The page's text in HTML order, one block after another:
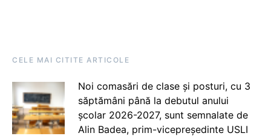
CELE MAI CITITE ARTICOLE
Noi comasări de clase și posturi, cu 3
săptămâni până la debutul anului
școlar 2026-2027, sunt semnalate de
Alin Badea, prim-vicepreședinte USLI